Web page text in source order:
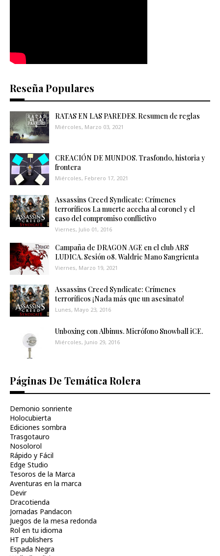
Reseña Populares
RATAS EN LAS PAREDES. Resumen de reglas
Miércoles, Marzo 03, 2021
CREACIÓN DE MUNDOS. Trasfondo, historia y
frontera
Miércoles, Febrero 17, 2021
Assassins Creed Syndicate: Crímenes
terroríficos La muerte acecha al coronel y el
caso del compromiso conflictivo
Viernes, Julio 01, 2016
Campaña de DRAGON AGE en el club ARS
LUDICA. Sesión 08. Waldric Mano Sangrienta
Viernes, Marzo 19, 2021
Assassins Creed Syndicate: Crímenes
terroríficos ¡Nada más que un asesinato!
Lunes, Mayo 23, 2016
Unboxing con Albinus. Micrófono Snowball iCE.
Miércoles, Junio 29, 2016
Páginas De Temática Rolera
Demonio sonriente
Holocubierta
Ediciones sombra
Trasgotauro
Nosolorol
Rápido y Fácil
Edge Studio
Tesoros de la Marca
Aventuras en la marca
Devir
Dracotienda
Jornadas Pandacon
Juegos de la mesa redonda
Rol en tu idioma
HT publishers
Espada Negra